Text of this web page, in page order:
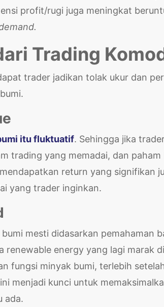
profit/rugi juga meningkat
Trading
trader jadikan tolak ukur dan
itu fluktuatif. Sehingga jika
trading yang memadai, dan
return yang signifikan
yang trader inginkan.
mesti didasarkan pemahaman
renewable energy yang lagi marak
fungsi minyak bumi, terlebih
menjadi kunci untuk
ada.